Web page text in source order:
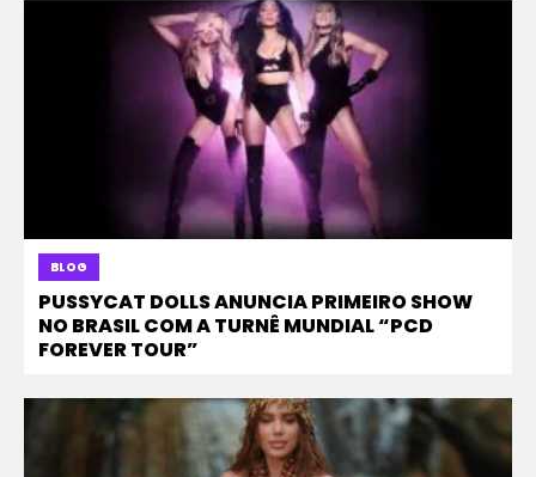
BLOG
PUSSYCAT DOLLS ANUNCIA PRIMEIRO SHOW
NO BRASIL COM A TURNÊ MUNDIAL “PCD
FOREVER TOUR”